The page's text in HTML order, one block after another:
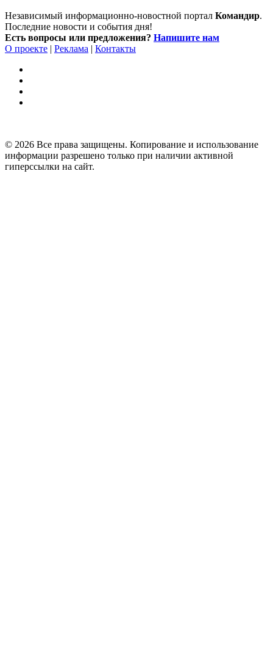
Независимый информационно-новостной портал Командир.
Последние новости и события дня!
Есть вопросы или предложения? Напишите нам
О проекте | Реклама | Контакты
© 2026 Все права защищены. Копирование и использование
информации разрешено только при наличии активной
гиперссылки на сайт.